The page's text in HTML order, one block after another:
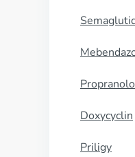
Doxycyclin
Priligy